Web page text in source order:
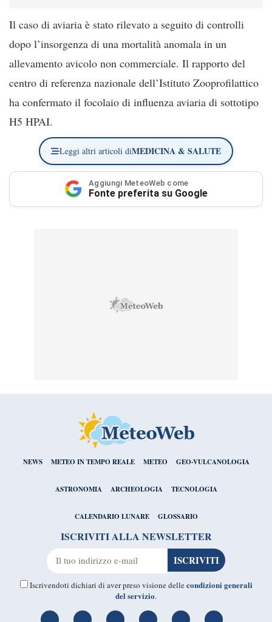
Il caso di aviaria è stato rilevato a seguito di controlli
dopo l’insorgenza di una mortalità anomala in un
allevamento avicolo non commerciale. Il rapporto del
centro di referenza nazionale dell’Istituto Zooprofilattico
ha confermato il focolaio di influenza aviaria di sottotipo
H5 HPAI.
Leggi altri articoli diMEDICINA & SALUTE
Aggiungi MeteoWeb come
Fonte preferita su Google
NEWS METEO IN TEMPO REALE METEO GEO-VULCANOLOGIA
ASTRONOMIA ARCHEOLOGIA TECNOLOGIA
CALENDARIO LUNARE GLOSSARIO
ISCRIVITI ALLA NEWSLETTER
Iscrivendoti dichiari di aver preso visione dellecondizioni generali
del servizio.